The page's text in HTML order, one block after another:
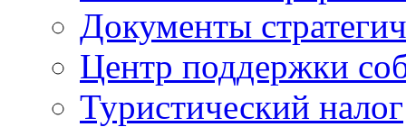
Документы
Центр поддержки
Туристический налог